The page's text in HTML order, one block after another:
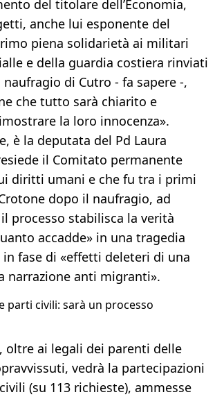
del titolare dell’Economia,
anche lui esponente del
piena solidarietà ai militari
e della guardia costiera rinviati
di Cutro - fa sapere -,
che tutto sarà chiarito e
la loro innocenza».
è la deputata del Pd Laura
il Comitato permanente
diritti umani e che fu tra i primi
dopo il naufragio, ad
processo stabilisca la verità
accadde» in una tragedia
fase di «effetti deleteri di una
narrazione anti migranti».
parti civili: sarà un processo
ai legali dei parenti delle
vedrà la partecipazioni
(su 113 richieste), ammesse